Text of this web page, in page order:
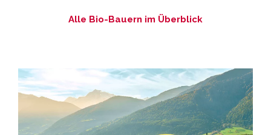
Alle Bio-Bauern im Überblick